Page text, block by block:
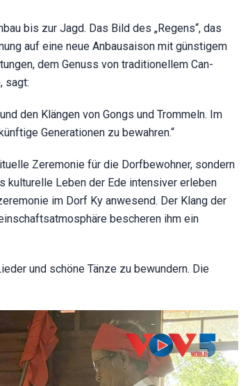
bis zur Jagd. Das Bild des „Regens“, das
auf eine neue Anbausaison mit günstigem
dem Genuss von traditionellem Can-
sagt:
den Klängen von Gongs und Trommeln. Im
Generationen zu bewahren.“
Zeremonie für die Dorfbewohner, sondern
kulturelle Leben der Ede intensiver erleben
im Dorf Ky anwesend. Der Klang der
bescheren ihm ein
und schöne Tänze zu bewundern. Die